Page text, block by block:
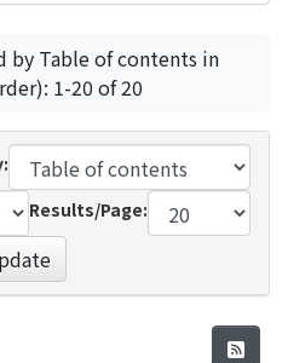
by Table of contents in
1-20 of 20
Results/Page: